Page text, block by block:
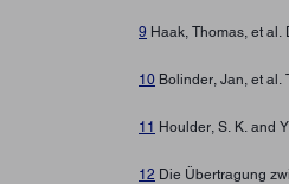
9 Haak, Thomas, et
10 Bolinder, Jan, et
11 Houlder, S. K. and
12 Die Übertragung